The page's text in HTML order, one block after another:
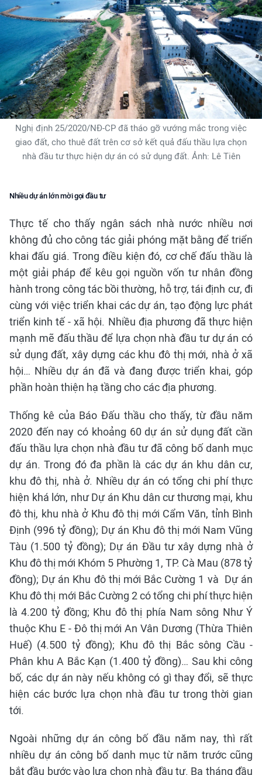
Nghị định 25/2020/NĐ-CP đã tháo gỡ vướng mắc trong việc
giao đất, cho thuê đất trên cơ sở kết quả đấu thầu lựa chọn
nhà đầu tư thực hiện dự án có sử dụng đất. Ảnh: Lê Tiên
Nhiều dự án lớn mời gọi đầu tư
Thực tế cho thấy ngân sách nhà nước nhiều nơi
không đủ cho công tác giải phóng mặt bằng để triển
khai đấu giá. Trong điều kiện đó, cơ chế đấu thầu là
một giải pháp để kêu gọi nguồn vốn tư nhân đồng
hành trong công tác bồi thường, hỗ trợ, tái định cư, đi
cùng với việc triển khai các dự án, tạo động lực phát
triển kinh tế - xã hội. Nhiều địa phương đã thực hiện
mạnh mẽ đấu thầu để lựa chọn nhà đầu tư dự án có
sử dụng đất, xây dựng các khu đô thị mới, nhà ở xã
hội… Nhiều dự án đã và đang được triển khai, góp
phần hoàn thiện hạ tầng cho các địa phương.
Thống kê của Báo Đấu thầu cho thấy, từ đầu năm
2020 đến nay có khoảng 60 dự án sử dụng đất cần
đấu thầu lựa chọn nhà đầu tư đã công bố danh mục
dự án. Trong đó đa phần là các dự án khu dân cư,
khu đô thị, nhà ở. Nhiều dự án có tổng chi phí thực
hiện khá lớn, như Dự án Khu dân cư thương mại, khu
đô thị, khu nhà ở Khu đô thị mới Cẩm Văn, tỉnh Bình
Định (996 tỷ đồng); Dự án Khu đô thị mới Nam Vũng
Tàu (1.500 tỷ đồng); Dự án Đầu tư xây dựng nhà ở
Khu đô thị mới Khóm 5 Phường 1, TP. Cà Mau (878 tỷ
đồng); Dự án Khu đô thị mới Bắc Cường 1 và Dự án
Khu đô thị mới Bắc Cường 2 có tổng chi phí thực hiện
là 4.200 tỷ đồng; Khu đô thị phía Nam sông Như Ý
thuộc Khu E - Đô thị mới An Vân Dương (Thừa Thiên
Huế) (4.500 tỷ đồng); Khu đô thị Bắc sông Cầu -
Phân khu A Bắc Kạn (1.400 tỷ đồng)… Sau khi công
bố, các dự án này nếu không có gì thay đổi, sẽ thực
hiện các bước lựa chọn nhà đầu tư trong thời gian
tới.
Ngoài những dự án công bố đầu năm nay, thì rất
nhiều dự án công bố danh mục từ năm trước cũng
bắt đầu bước vào lựa chọn nhà đầu tư. Ba tháng đầu